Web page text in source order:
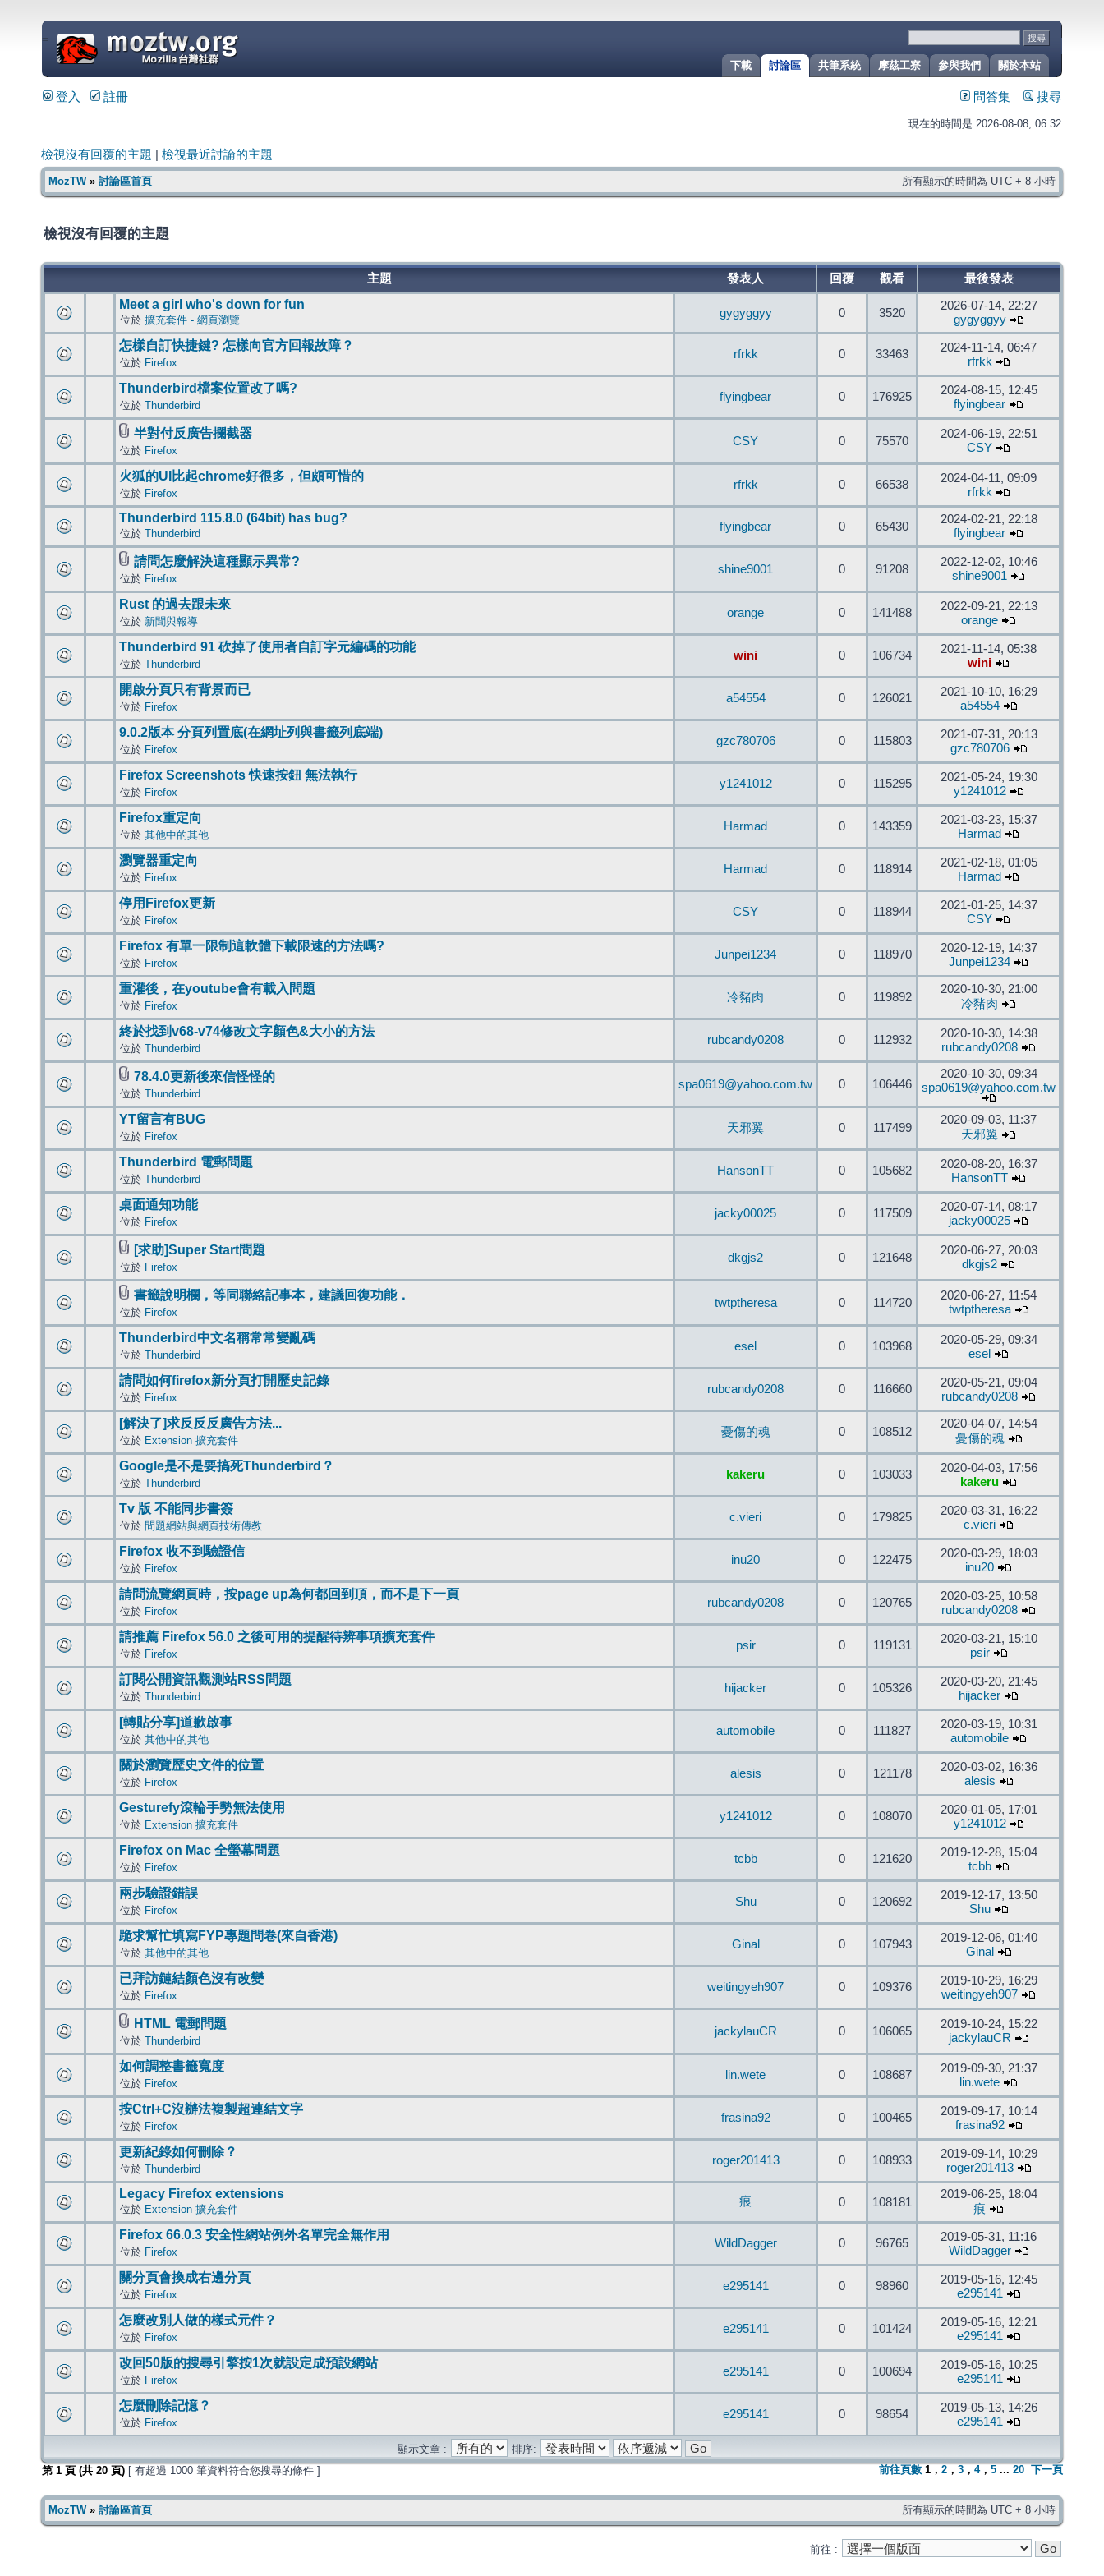
關於本站
參與我們
摩茲工寮
共筆系統
討論區
下載
=
登入 註冊 問答集 搜尋
現在的時間是 2026-08-08, 06:32
檢視沒有回覆的主題 檢視最近討論的主題
MozTW» 討論區首頁 所有顯示的時間為 UTC + 8 小時
檢視沒有回覆的主題
主題 發表人 回覆 觀看 最後發表
Meet a girl who's down for fun
位於 擴充套件 - 網頁瀏覽
gygyggyy 0 3520
2026-07-14, 22:27
gygyggyy
怎樣自訂快捷鍵? 怎樣向官方回報故障？
位於 Firefox
rfrkk 0 33463
2024-11-14, 06:47
rfrkk
Thunderbird檔案位置改了嗎?
位於 Thunderbird
flyingbear 0 176925
2024-08-15, 12:45
flyingbear
半對付反廣告攔截器
位於 Firefox
CSY 0 75570
2024-06-19, 22:51
CSY
火狐的UI比起chrome好很多，但頗可惜的
位於 Firefox
rfrkk 0 66538
2024-04-11, 09:09
rfrkk
Thunderbird 115.8.0 (64bit) has bug?
位於 Thunderbird
flyingbear 0 65430
2024-02-21, 22:18
flyingbear
請問怎麼解決這種顯示異常?
位於 Firefox
shine9001 0 91208
2022-12-02, 10:46
shine9001
Rust 的過去跟未來
位於 新聞與報導
orange 0 141488
2022-09-21, 22:13
orange
Thunderbird 91 砍掉了使用者自訂字元編碼的功能
位於 Thunderbird
wini 0 106734
2021-11-14, 05:38
wini
開啟分頁只有背景而已
位於 Firefox
a54554 0 126021
2021-10-10, 16:29
a54554
9.0.2版本 分頁列置底(在網址列與書籤列底端)
位於 Firefox
gzc780706 0 115803
2021-07-31, 20:13
gzc780706
Firefox Screenshots 快速按鈕 無法執行
位於 Firefox
y1241012 0 115295
2021-05-24, 19:30
y1241012
Firefox重定向
位於 其他中的其他
Harmad 0 143359
2021-03-23, 15:37
Harmad
瀏覽器重定向
位於 Firefox
Harmad 0 118914
2021-02-18, 01:05
Harmad
停用Firefox更新
位於 Firefox
CSY 0 118944
2021-01-25, 14:37
CSY
Firefox 有單一限制這軟體下載限速的方法嗎?
位於 Firefox
Junpei1234 0 118970
2020-12-19, 14:37
Junpei1234
重灌後，在youtube會有載入問題
位於 Firefox
冷豬肉 0 119892
2020-10-30, 21:00
冷豬肉
終於找到v68-v74修改文字顏色&大小的方法
位於 Thunderbird
rubcandy0208 0 112932
2020-10-30, 14:38
rubcandy0208
78.4.0更新後來信怪怪的
位於 Thunderbird
spa0619@yahoo.com.tw 0 106446
2020-10-30, 09:34
spa0619@yahoo.com.tw
YT留言有BUG
位於 Firefox
天邪翼 0 117499
2020-09-03, 11:37
天邪翼
Thunderbird 電郵問題
位於 Thunderbird
HansonTT 0 105682
2020-08-20, 16:37
HansonTT
桌面通知功能
位於 Firefox
jacky00025 0 117509
2020-07-14, 08:17
jacky00025
[求助]Super Start問題
位於 Firefox
dkgjs2 0 121648
2020-06-27, 20:03
dkgjs2
書籤說明欄，等同聯絡記事本，建議回復功能．
位於 Firefox
twtptheresa 0 114720
2020-06-27, 11:54
twtptheresa
Thunderbird中文名稱常常變亂碼
位於 Thunderbird
esel 0 103968
2020-05-29, 09:34
esel
請問如何firefox新分頁打開歷史記錄
位於 Firefox
rubcandy0208 0 116660
2020-05-21, 09:04
rubcandy0208
[解決了]求反反反廣告方法...
位於 Extension 擴充套件
憂傷的魂 0 108512
2020-04-07, 14:54
憂傷的魂
Google是不是要搞死Thunderbird？
位於 Thunderbird
kakeru 0 103033
2020-04-03, 17:56
kakeru
Tv 版 不能同步書簽
位於 問題網站與網頁技術傳教
c.vieri 0 179825
2020-03-31, 16:22
c.vieri
Firefox 收不到驗證信
位於 Firefox
inu20 0 122475
2020-03-29, 18:03
inu20
請問流覽網頁時，按page up為何都回到頂，而不是下一頁
位於 Firefox
rubcandy0208 0 120765
2020-03-25, 10:58
rubcandy0208
請推薦 Firefox 56.0 之後可用的提醒待辨事項擴充套件
位於 Firefox
psir 0 119131
2020-03-21, 15:10
psir
訂閱公開資訊觀測站RSS問題
位於 Thunderbird
hijacker 0 105326
2020-03-20, 21:45
hijacker
[轉貼分享]道歉啟事
位於 其他中的其他
automobile 0 111827
2020-03-19, 10:31
automobile
關於瀏覽歷史文件的位置
位於 Firefox
alesis 0 121178
2020-03-02, 16:36
alesis
Gesturefy滾輪手勢無法使用
位於 Extension 擴充套件
y1241012 0 108070
2020-01-05, 17:01
y1241012
Firefox on Mac 全螢幕問題
位於 Firefox
tcbb 0 121620
2019-12-28, 15:04
tcbb
兩步驗證錯誤
位於 Firefox
Shu 0 120692
2019-12-17, 13:50
Shu
跪求幫忙填寫FYP專題問卷(來自香港)
位於 其他中的其他
Ginal 0 107943
2019-12-06, 01:40
Ginal
已拜訪鏈結顏色沒有改變
位於 Firefox
weitingyeh907 0 109376
2019-10-29, 16:29
weitingyeh907
HTML 電郵問題
位於 Thunderbird
jackylauCR 0 106065
2019-10-24, 15:22
jackylauCR
如何調整書籤寬度
位於 Firefox
lin.wete 0 108687
2019-09-30, 21:37
lin.wete
按Ctrl+C沒辦法複製超連結文字
位於 Firefox
frasina92 0 100465
2019-09-17, 10:14
frasina92
更新紀錄如何刪除？
位於 Thunderbird
roger201413 0 108933
2019-09-14, 10:29
roger201413
Legacy Firefox extensions
位於 Extension 擴充套件
痕 0 108181
2019-06-25, 18:04
痕
Firefox 66.0.3 安全性網站例外名單完全無作用
位於 Firefox
WildDagger 0 96765
2019-05-31, 11:16
WildDagger
關分頁會換成右邊分頁
位於 Firefox
e295141 0 98960
2019-05-16, 12:45
e295141
怎麼改別人做的樣式元件？
位於 Firefox
e295141 0 101424
2019-05-16, 12:21
e295141
改回50版的搜尋引擎按1次就設定成預設網站
位於 Firefox
e295141 0 100694
2019-05-16, 10:25
e295141
怎麼刪除記憶？
位於 Firefox
e295141 0 98654
2019-05-13, 14:26
e295141
顯示文章 :
排序:
第 1 頁 (共 20 頁) [ 有超過 1000 筆資料符合您搜尋的條件 ] 前往頁數 1 ， 2 ， 3 ， 4， 5 ... 20 下一頁
MozTW» 討論區首頁 所有顯示的時間為 UTC + 8 小時
前往 :